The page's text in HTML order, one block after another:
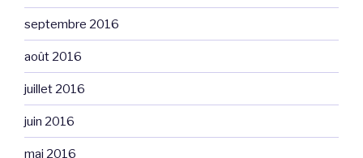
septembre 2016
août 2016
juillet 2016
juin 2016
mai 2016